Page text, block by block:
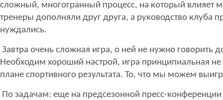
сложный, многогранный процесс, на который влияет
тренеры дополняли друг друга, а руководство клуба
нуждались.
Завтра очень сложная игра, о ней не нужно говорить
Необходим хороший настрой, игра принципиальная
плане спортивного результата. То, что мы можем
По задачам: еще на предсезонной пресс-